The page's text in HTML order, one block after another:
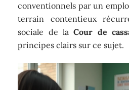
conventionnels par un
terrain contentieux
sociale de laCour de
principes clairs sur ce sujet.